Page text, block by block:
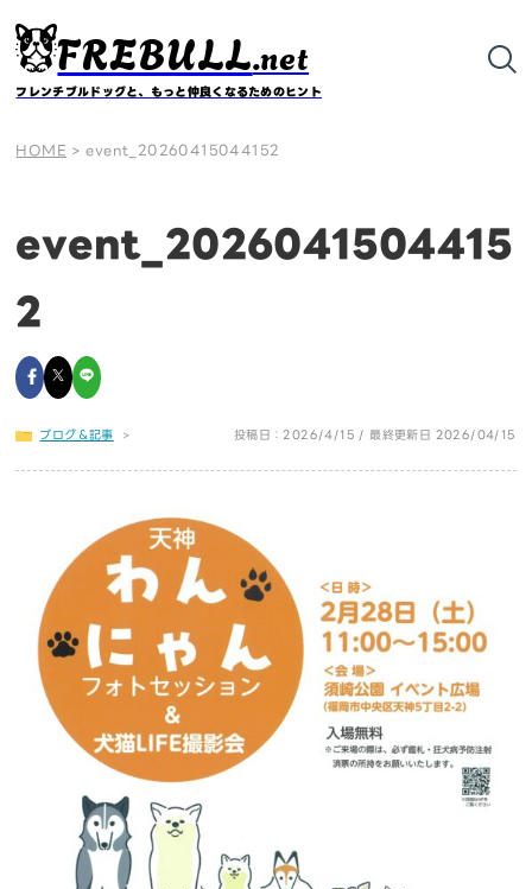
FREBULL.net
フレンチブルドッグと、もっと仲良くなるためのヒント
HOME > event_20260415044152
event_2026041504415
2
ブログ＆記事 > 投稿日：2026/4/15 / 最終更新日 2026/04/15